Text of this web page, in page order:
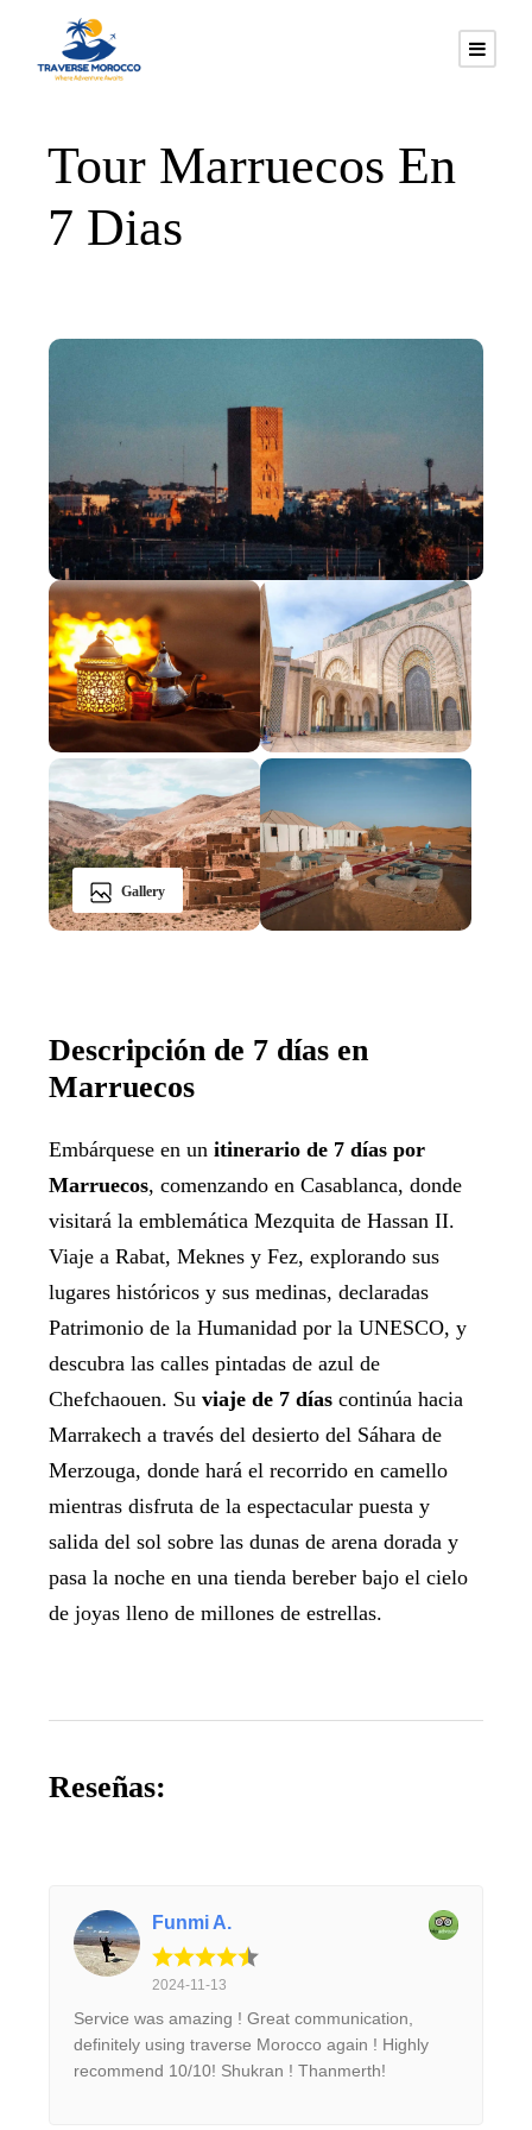
Tour Marruecos En
7 Dias
Gallery
Descripción de 7 días en
Marruecos
Embárquese en un itinerario de 7 días por
Marruecos, comenzando en Casablanca, donde
visitará la emblemática Mezquita de Hassan II.
Viaje a Rabat, Meknes y Fez, explorando sus
lugares históricos y sus medinas, declaradas
Patrimonio de la Humanidad por la UNESCO, y
descubra las calles pintadas de azul de
Chefchaouen. Su viaje de 7 días continúa hacia
Marrakech a través del desierto del Sáhara de
Merzouga, donde hará el recorrido en camello
mientras disfruta de la espectacular puesta y
salida del sol sobre las dunas de arena dorada y
pasa la noche en una tienda bereber bajo el cielo
de joyas lleno de millones de estrellas.
Reseñas:
Funmi A.
2024-11-13
Service was amazing ! Great communication,
definitely using traverse Morocco again ! Highly
recommend 10/10! Shukran ! Thanmerth!